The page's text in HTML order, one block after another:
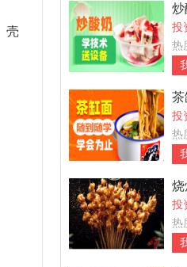
壳
炒
投
热
茶
投
热
烧
投
热